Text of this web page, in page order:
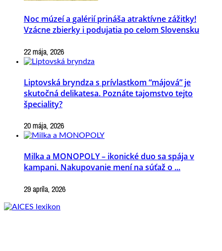
Noc múzeí a galérií prináša atraktívne zážitky!
Vzácne zbierky i podujatia po celom Slovensku
22 mája, 2026
Liptovská bryndza s prívlastkom “májová” je
skutočná delikatesa. Poznáte tajomstvo tejto
špeciality?
20 mája, 2026
Milka a MONOPOLY – ikonické duo sa spája v
kampani. Nakupovanie mení na súťaž o ...
29 apríla, 2026